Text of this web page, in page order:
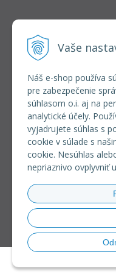
Vaše
Náš e-shop používa
pre zabezpečenie
súhlasom o.i. aj na
analytické účely.
vyjadrujete súhlas s
cookie v súlade s
cookie. Nesúhlas
nepriaznivo ovplyvniť
Formulár
Riešenie